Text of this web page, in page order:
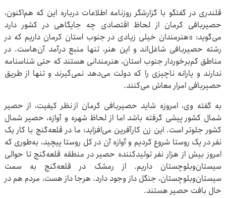
قلندری در گفتگو با گزارشگر روزنامه اطلاعات درباره این که هم‌اکنون،
حصیربافی کرمان از لحاظ اقتصادی چه جایگاهی در کشور دارد
می‌گوید: «هنرمندان خیلی زیادی در جنوب استان کرمان داریم که در
رشته حصیربافی شاغل‌اند و این هنر، تنها منبع درآمد آن‌هاست. در
مناطق کم‌برخوردار جنوب استان، هنرمندانی هستند که حتی شناسنامه
ندارند و یارانه ناچیزی را که دولت می‌دهد نمی‌گیرند و تنها از طریق
حصیربافی امرار معاش می‌کنند.
به گفته وی، امروزه شاید حصیربافی کرمان از نظر کیفیت، از حصیر
شمال کشور پیشی گرفته باشد اما از لحاظ شهره و آوازه، حصیر شمال
کشور جلوتر است. این زن کارآفرین می‌افزاید: ما در قلعه‌گنج با کار یک
نفر در یک روستا شروع کردیم و آوازه آن در کل روستا پیچید، به‌طوری که
امروز بیش از هزار نفر تولیدکننده حصیر در منطقه قلعه‌گنج تا حوالی
سیستان‌وبلوچستان داریم. از رمشک در قلعه‌گنج به سمت
سیستان‌وبلوچستان، جنگل داز وجود دارد. هرجا داز هست، مردم هم در
حال بافت حصیر هستند.